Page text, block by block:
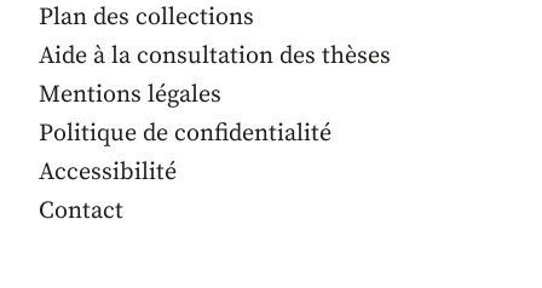
Plan des collections
Aide à la consultation des thèses
Mentions légales
Politique de confidentialité
Accessibilité
Contact